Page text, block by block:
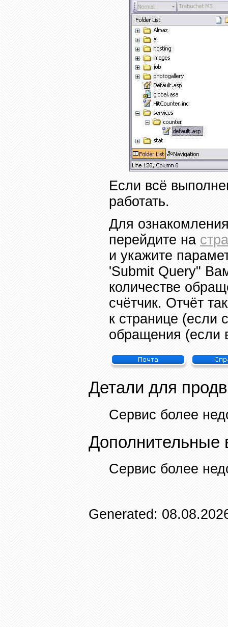
Если всё
работать.
Для
перейдите на
и укажите
'Submit Query"
количестве
счётчик. Отчёт
к странице (если
обращения (если
Детали для
Сервис более
Дополнительные
Сервис более
Generated: